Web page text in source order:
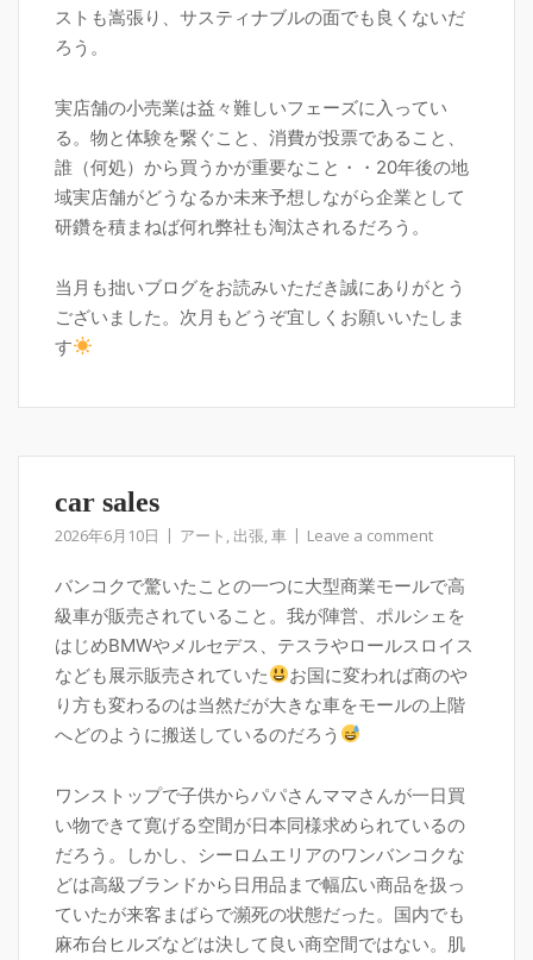
ストも嵩張り、サスティナブルの面でも良くないだ
ろう。
実店舗の小売業は益々難しいフェーズに入ってい
る。物と体験を繋ぐこと、消費が投票であること、
誰（何処）から買うかが重要なこと・・20年後の地
域実店舗がどうなるか未来予想しながら企業として
研鑽を積まねば何れ弊社も淘汰されるだろう。
当月も拙いブログをお読みいただき誠にありがとう
ございました。次月もどうぞ宜しくお願いいたしま
す
car sales
2026年6月10日 アート , 出張,車 Leave a comment
バンコクで驚いたことの一つに大型商業モールで高
級車が販売されていること。我が陣営、ポルシェを
はじめBMWやメルセデス、テスラやロールスロイス
なども展示販売されていた
お国に変われば商のや
り方も変わるのは当然だが大きな車をモールの上階
へどのように搬送しているのだろう
ワンストップで子供からパパさんママさんが一日買
い物できて寛げる空間が日本同様求められているの
だろう。しかし、シーロムエリアのワンバンコクな
どは高級ブランドから日用品まで幅広い商品を扱っ
ていたが来客まばらで瀕死の状態だった。国内でも
麻布台ヒルズなどは決して良い商空間ではない。肌